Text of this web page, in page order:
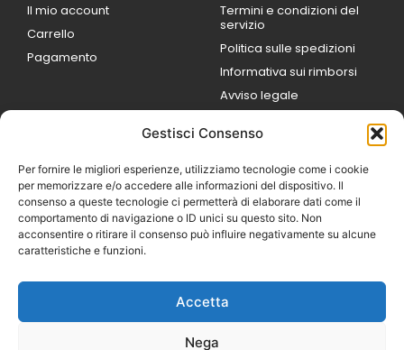
Gestisci Consenso
Per fornire le migliori esperienze, utilizziamo tecnologie come i cookie
per memorizzare e/o accedere alle informazioni del dispositivo. Il
consenso a queste tecnologie ci permetterà di elaborare dati come il
comportamento di navigazione o ID unici su questo sito. Non
acconsentire o ritirare il consenso può influire negativamente su alcune
caratteristiche e funzioni.
Accetta
Nega
Il mio account
Carrello
Pagamento
Termini e condizioni del
servizio
Politica sulle spedizioni
Informativa sui rimborsi
Avviso legale
9:00
Sabato 09:00 /
14:00
16:30 / 20:00
Domenica
Castaldi Luca | P.IVA